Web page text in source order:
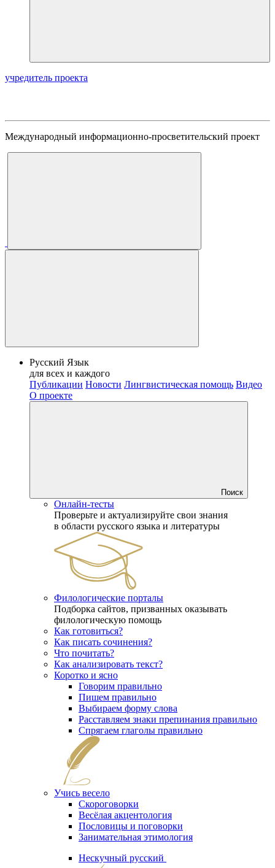
учредитель проекта
Международный информационно-просветительский проект
Русский Язык
для всех и каждого
Публикации Новости Лингвистическая помощь Видео
О проекте
Поиск
Онлайн-тесты
Проверьте и актуализируйте свои знания
в области русского языка и литературы
Филологические порталы
Подборка сайтов, призванных оказывать
филологическую помощь
Как готовиться?
Как писать сочинения?
Что почитать?
Как анализировать текст?
Коротко и ясно
Говорим правильно
Пишем правильно
Выбираем форму слова
Расставляем знаки препинания правильно
Спрягаем глаголы правильно
Учись весело
Скороговорки
Весёлая акцентология
Пословицы и поговорки
Занимательная этимология
Нескучный русский